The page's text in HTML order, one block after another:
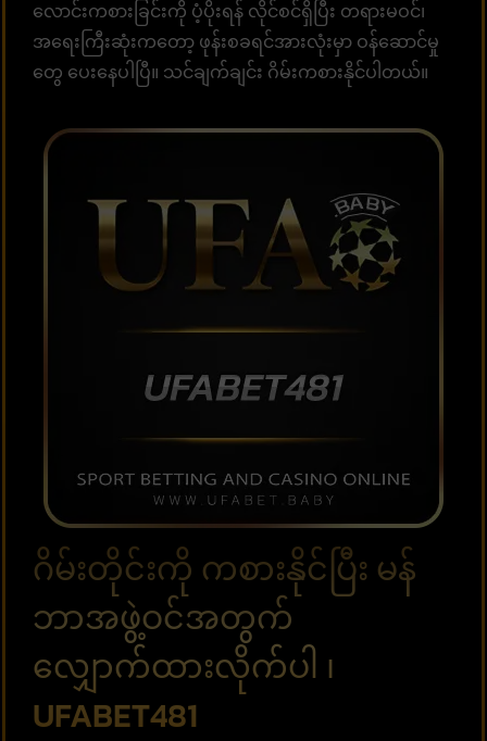
လောင်းကစားခြင်းကို ပံ့ပိုးရန် လိုင်စင်ရှိပြီး တရားမဝင်၊
အရေးကြီးဆုံးကတော့ ဖုန်းစခရင်အားလုံးမှာ ဝန်ဆောင်မှု
တွေ ပေးနေပါပြီ။ သင်ချက်ချင်း ဂိမ်းကစားနိုင်ပါတယ်။
ဂိမ်းတိုင်းကို ကစားနိုင်ပြီး မန်
ဘာအဖွဲ့ဝင်အတွက်
လျှောက်ထားလိုက်ပါ ၊
UFABET481